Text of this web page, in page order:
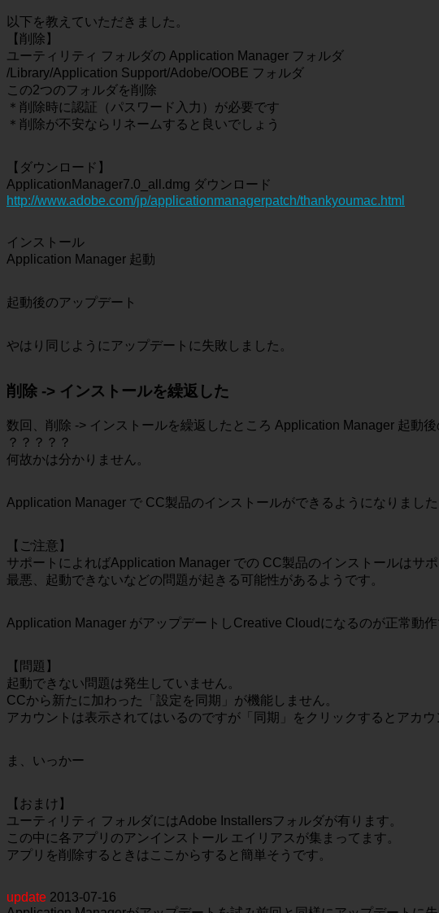
以下を教えていただきました。
【削除】
ユーティリティ フォルダの Application Manager フォルダ
/Library/Application Support/Adobe/OOBE フォルダ
この2つのフォルダを削除
＊削除時に認証（パスワード入力）が必要です
＊削除が不安ならリネームすると良いでしょう
【ダウンロード】
ApplicationManager7.0_all.dmg ダウンロード
http://www.adobe.com/jp/applicationmanagerpatch/thankyoumac.html
インストール
Application Manager 起動
起動後のアップデート
やはり同じようにアップデートに失敗しました。
削除 -> インストールを繰返した
数回、削除 -> インストールを繰返したところ Application Manager 起動
？？？？？
何故かは分かりません。
Application Manager で CC製品のインストールができるようになりました
【ご注意】
サポートによればApplication Manager での CC製品のインストールはサ
最悪、起動できないなどの問題が起きる可能性があるようです。
Application Manager がアップデートしCreative Cloudになるのが正常動作
【問題】
起動できない問題は発生していません。
CCから新たに加わった「設定を同期」が機能しません。
アカウントは表示されてはいるのですが「同期」をクリックするとアカウ
ま、いっかー
【おまけ】
ユーティリティ フォルダにはAdobe Installersフォルダが有ります。
この中に各アプリのアンインストール エイリアスが集まってます。
アプリを削除するときはここからすると簡単そうです。
update 2013-07-16